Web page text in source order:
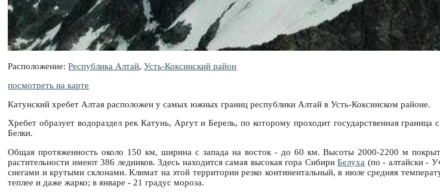
Расположение:Республика Алтай,Усть-Коксинский район
посмотреть на карте
Катунский хребет Алтая расположен у самых южных границ республики Алтай в Усть-Коксинском районе.
Хребет образует водораздел рек Катунь, Аргут и Берель, по которому проходит государственная граница
Белки.
Общая протяженность около 150 км, ширина с запада на восток - до 60 км. Высоты 2000-2200 м
растительности имеют 386 ледников. Здесь находится самая высокая гора СибириБелуха (по - алтайски -
снегами и крутыми склонами. Климат на этой территории резко континентальный, в июле средняя
теплее и даже жарко; в январе - 21 градус мороза.